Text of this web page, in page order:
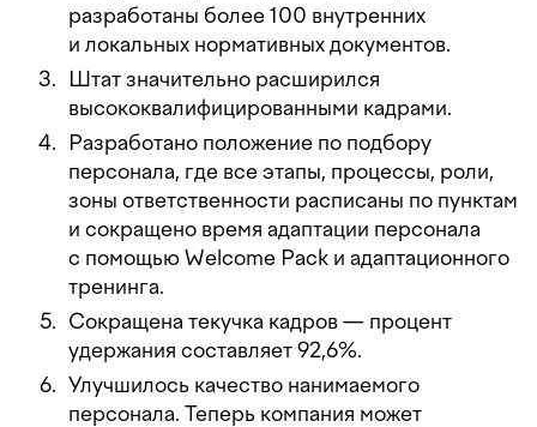
разработаны более 100 внутренних
и локальных нормативных документов.
Штат значительно расширился
высококвалифицированными кадрами.
Разработано положение по подбору
персонала, где все этапы, процессы, роли,
зоны ответственности расписаны по пунктам
и сокращено время адаптации персонала
с помощью Welcome Pack и адаптационного
тренинга.
Сокращена текучка кадров — процент
удержания составляет 92,6%.
Улучшилось качество нанимаемого
персонала. Теперь компания может